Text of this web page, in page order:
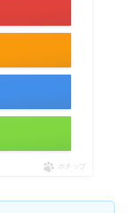
ポチップ